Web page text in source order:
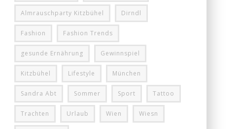
Almrauschparty Kitzbühel Dirndl
Fashion Fashion Trends
gesunde Ernährung Gewinnspiel
Kitzbühel Lifestyle München
Sandra Abt Sommer Sport Tattoo
Trachten Urlaub Wien Wiesn